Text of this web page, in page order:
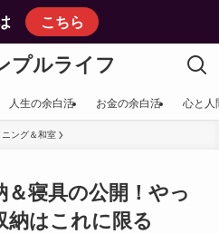
こちら
プルライフ
人生の余白活 お金の余白活 心と人
ニング＆和室
＆寝具の公開！やっ
納はこれに限る